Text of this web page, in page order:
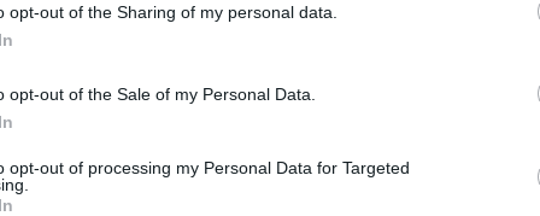
opt-out of the Sharing of my personal data.
opt-out of the Sale of my Personal Data.
opt-out of processing my Personal Data for Targeted
lemezszabó benedek és a galaxisok nóvé soma dalinda